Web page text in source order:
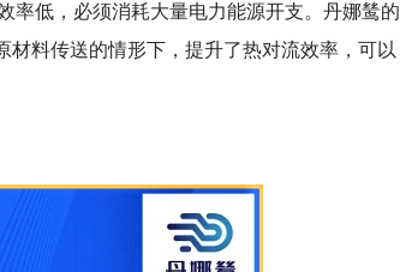
率低，必须消耗大量电力能源开支。丹娜鸶的
料传送的情形下，提升了热对流效率，可以